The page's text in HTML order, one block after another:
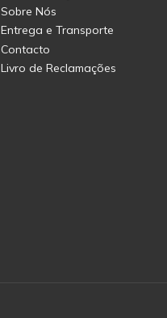
Sobre Nós
Entrega e Transporte
Contacto
Livro de Reclamações